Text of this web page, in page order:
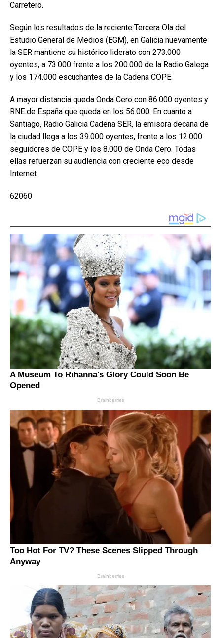
Carretero.
Según los resultados de la reciente Tercera Ola del
Estudio General de Medios (EGM), en Galicia nuevamente
la SER mantiene su histórico liderato con 273.000
oyentes, a 73.000 frente a los 200.000 de la Radio Galega
y los 174.000 escuchantes de la Cadena COPE.
A mayor distancia queda Onda Cero con 86.000 oyentes y
RNE de España que queda en los 56.000. En cuanto a
Santiago, Radio Galicia Cadena SER, la emisora decana de
la ciudad llega a los 39.000 oyentes, frente a los 12.000
seguidores de COPE y los 8.000 de Onda Cero. Todas
ellas refuerzan su audiencia con creciente eco desde
Internet.
62060